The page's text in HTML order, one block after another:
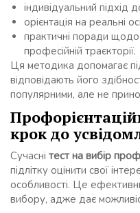
індивідуальний підхід
орієнтація на реальні
практичні поради щодо
професійній траєкторії.
Ця методика допомагає
відповідають його
популярними, але не
крок до
Сучасні тест на вибір
підлітку оцінити свої
особливості. Це
вибору, адже дає